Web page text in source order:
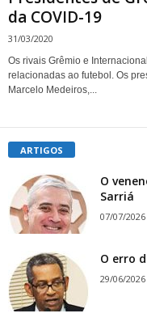
da COVID-19
31/03/2020
Os rivais Grêmio e
relacionadas ao futebol. Os
Marcelo Medeiros,...
ARTIGOS
O
Sarriá
07/07/2026
O erro
29/06/2026